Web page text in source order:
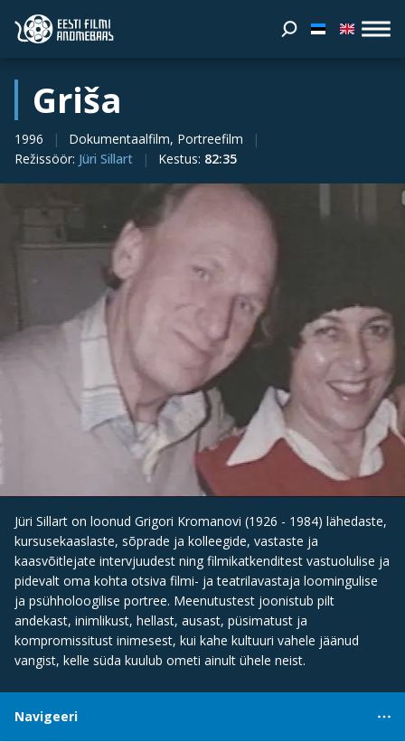
Griša
1996
Dokumentaalfilm, Portreefilm
Režissöör: Jüri Sillart Kestus: 82:35
Jüri Sillart on loonud Grigori Kromanovi (1926 - 1984) lähedaste,
kursusekaaslaste, sõprade ja kolleegide, vastaste ja
kaasvõitlejate intervjuudest ning filmikatkenditest vastuolulise ja
pidevalt oma kohta otsiva filmi- ja teatrilavastaja loomingulise
ja psühholoogilise portree. Meenutustest joonistub pilt
andekast, inimlikust, hellast, ausast, püsimatust ja
kompromissitust inimesest, kui kahe kultuuri vahele jäänud
vangist, kelle süda kuulub ometi ainult ühele neist.
Navigeeri